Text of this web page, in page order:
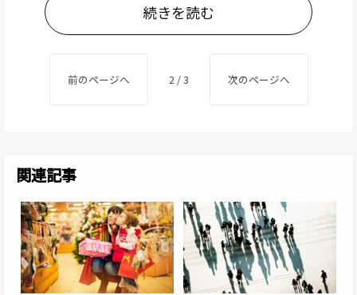
続きを読む
前のページへ 2 / 3 次のページへ
関連記事